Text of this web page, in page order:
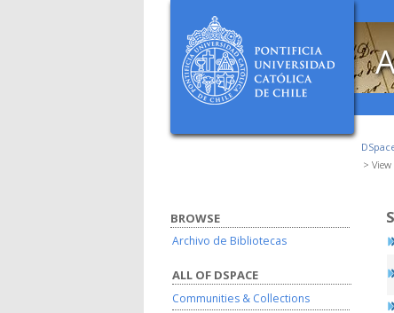
BROWSE
Archivo de Bibliotecas
ALL OF DSPACE
Communities & Collections